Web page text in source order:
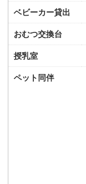
ベビーカー貸出
おむつ交換台
授乳室
ペット同伴